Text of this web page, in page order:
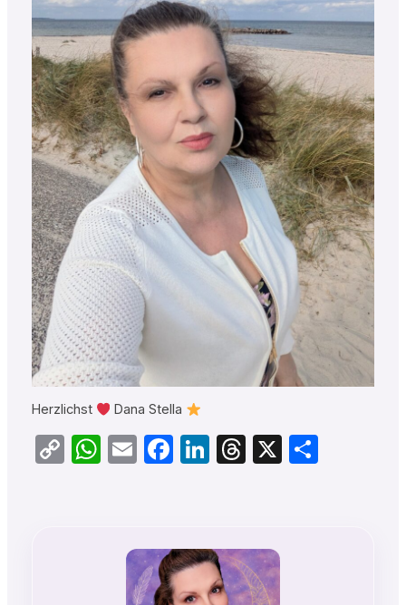
Herzlichst Dana Stella
CopyWhatsApp
EmailFacebook
LinkedIn
Threads
X Teilen